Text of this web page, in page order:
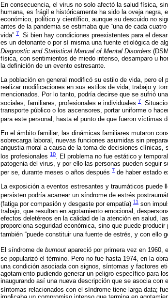
En consecuencia, el virus no solo afectó la salud física,
humana, es frágil e históricamente ha sido la oveja negra,
económico, político y científico, aunque su descuido no
antes de la pandemia se estimaba que “una de cada
vida” 7. Si bien hay condiciones preexistentes para el
es un detonante o por sí misma una fuente etiológica de
Diagnostic and Statistical Manual of Mental Disorders
física, con sentimientos de miedo intenso, desamparo u
la definición de un evento estresante.
La población en general modificó su estilo de vida, pero
realizar modificaciones en sus estilos de vida, trabajo y
mencionados. Por lo tanto, podría decirse que se sufrió
sociales, familiares, profesionales e individuales 7
.
transporte público o los ascensores, portar uniforme o
para este personal, hasta el punto de que fueron víctimas
En el ámbito familiar, las dinámicas familiares mutaron
sobrecarga laboral, nuevas funciones asumidas sin
angustia moral a causa de la toma de decisiones clínicas,
los profesionales 10
. El problema no fue estático y
patogenia del virus, y por ello las personas pueden seguir
per se, durante meses o años después 7 de haber estado
La exposición a eventos estresantes y traumáticos puede
persisten podría acarrear un síndrome de estrés
(fatiga por compasión y desgaste por empatía) 11 son
trabajo, que resultan en agotamiento emocional,
efectos deletéreos en la calidad de la atención en salud,
proporciona seguridad económica, sino que puede
también “puede constituir una fuente de estrés, y con ello
El síndrome de burnout apareció por primera vez en 1960,
se popularizó el término. Pero no fue hasta 1974, en la
una condición asociada con signos, síntomas y factores
agotamiento pudiendo generar un peligro específico para
inaugurando así una nueva descripción que se asocia
síntomas relacionados con el síndrome tiene larga data;